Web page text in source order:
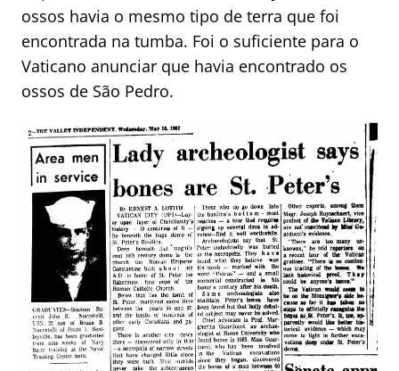
ossos havia o mesmo tipo de terra que foi
encontrada na tumba. Foi o suficiente para o
Vaticano anunciar que havia encontrado os
ossos de São Pedro.